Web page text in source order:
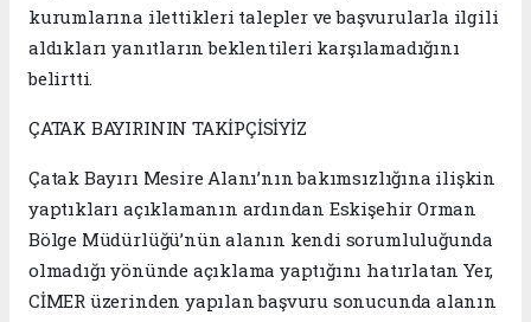
kurumlarına ilettikleri talepler ve başvurularla ilgili
aldıkları yanıtların beklentileri karşılamadığını
belirtti.
ÇATAK BAYIRININ TAKİPÇİSİYİZ
Çatak Bayırı Mesire Alanı’nın bakımsızlığına ilişkin
yaptıkları açıklamanın ardından Eskişehir Orman
Bölge Müdürlüğü’nün alanın kendi sorumluluğunda
olmadığı yönünde açıklama yaptığını hatırlatan Yer,
CİMER üzerinden yapılan başvuru sonucunda alanın